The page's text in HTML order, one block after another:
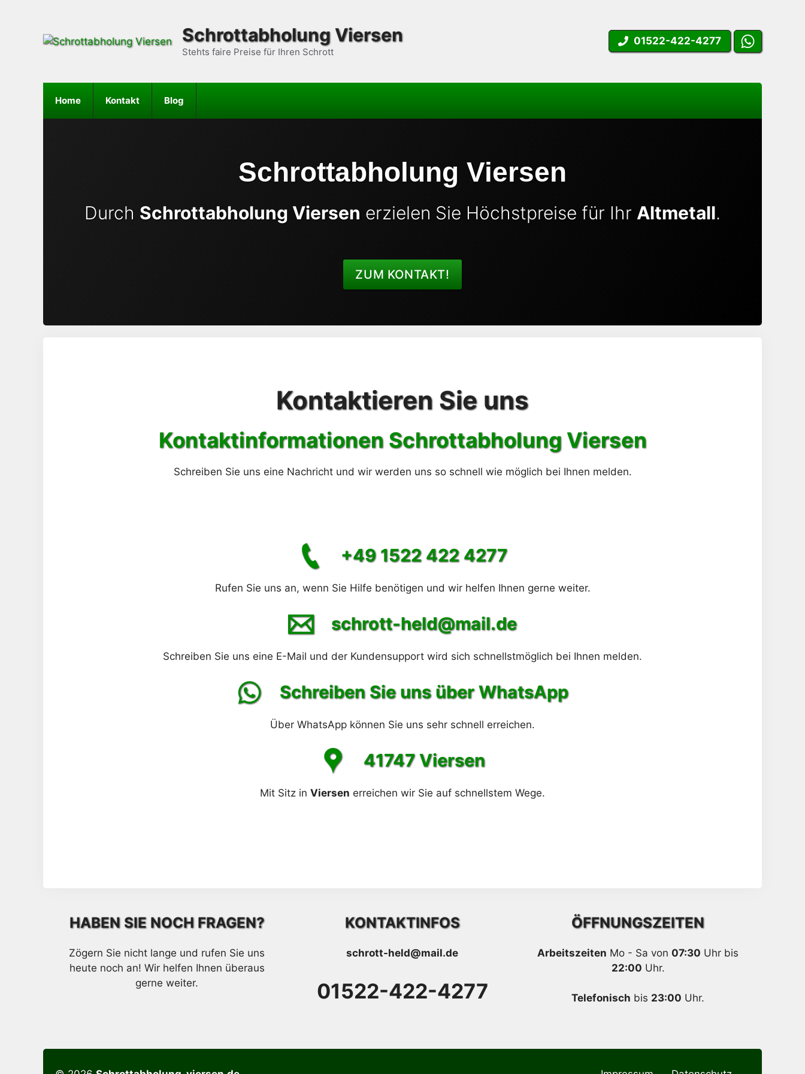
Schrottabholung Viersen
Stehts faire Preise für Ihren Schrott
01522-422-4277
Home Kontakt Blog
Schrottabholung Viersen
Durch Schrottabholung Viersen erzielen Sie Höchstpreise für Ihr Altmetall.
ZUM KONTAKT!
Kontaktieren Sie uns
Kontaktinformationen Schrottabholung Viersen
Schreiben Sie uns eine Nachricht und wir werden uns so schnell wie möglich bei Ihnen melden.
+49 1522 422 4277
Rufen Sie uns an, wenn Sie Hilfe benötigen und wir helfen Ihnen gerne weiter.
schrott-held@mail.de
Schreiben Sie uns eine E-Mail und der Kundensupport wird sich schnellstmöglich bei Ihnen melden.
Schreiben Sie uns über WhatsApp
Über WhatsApp können Sie uns sehr schnell erreichen.
41747 Viersen
Mit Sitz in Viersen erreichen wir Sie auf schnellstem Wege.
HABEN SIE NOCH FRAGEN?
Zögern Sie nicht lange und rufen Sie uns
heute noch an! Wir helfen Ihnen überaus
gerne weiter.
KONTAKTINFOS
schrott-held@mail.de
01522-422-4277
ÖFFNUNGSZEITEN
Arbeitszeiten Mo - Sa von07:30 Uhr bis
22:00 Uhr.
Telefonisch bis 23:00 Uhr.